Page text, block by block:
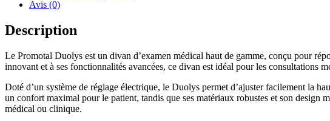
Avis (0)
Description
Le Promotal Duolys est un divan d’examen médical haut de gamme, conçu pour
innovant et à ses fonctionnalités avancées, ce divan est idéal pour les consultations
Doté d’un système de réglage électrique, le Duolys permet d’ajuster facilement la
un confort maximal pour le patient, tandis que ses matériaux robustes et son design
médical ou clinique.